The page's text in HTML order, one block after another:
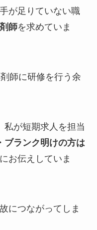
が足りていない職
師を求めていま
師に研修を行う余
私が短期求人を担当
ブランク明けの方は
お伝えしていま
につながってしま